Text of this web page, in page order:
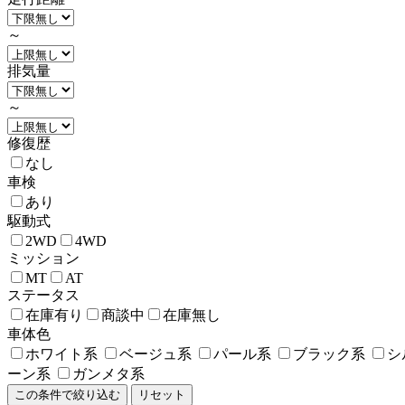
～
排気量
～
修復歴
なし
車検
あり
駆動式
2WD
4WD
ミッション
MT
AT
ステータス
在庫有り
商談中
在庫無し
車体色
ホワイト系
ベージュ系 パール系 ブラック系
ーン系
ガンメタ系
この条件で絞り込む リセット